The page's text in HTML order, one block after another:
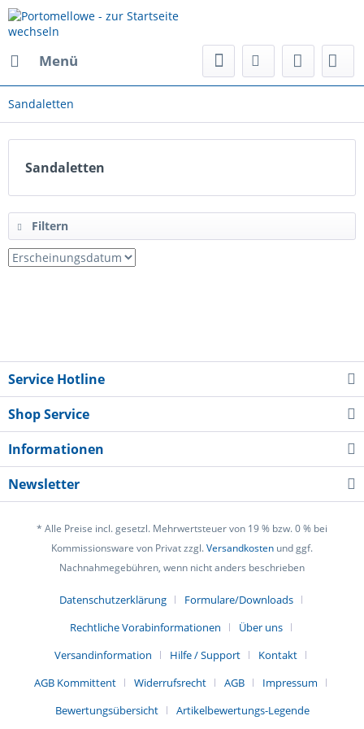
Menü
Sandaletten
Sandaletten
Filtern
Service Hotline
Shop Service
Informationen
Newsletter
* Alle Preise incl. gesetzl. Mehrwertsteuer von 19 % bzw. 0 % bei
Kommissionsware von Privat zzgl.Versandkosten und ggf.
Nachnahmegebühren, wenn nicht anders beschrieben
Datenschutzerklärung
Formulare/Downloads
Rechtliche Vorabinformationen
Über uns
Versandinformation
Hilfe / Support
Kontakt
AGB Kommittent
Widerrufsrecht AGB
Impressum
Bewertungsübersicht
Artikelbewertungs-Legende